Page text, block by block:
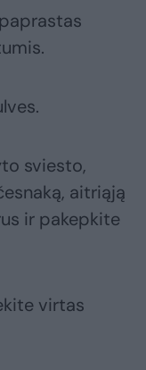
sviesto,
aitriąją
ir pakepkite
virtas